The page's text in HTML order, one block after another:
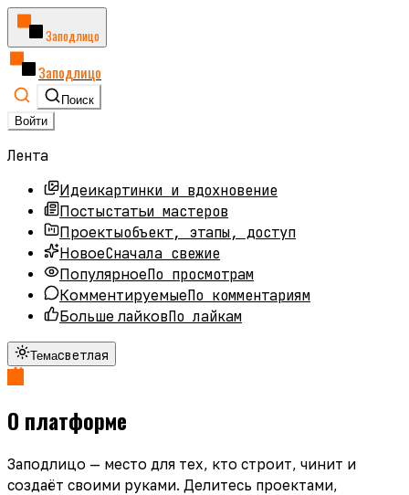
Заподлицо
Заподлицо
Поиск
Войти
Лента
Идеикартинки и вдохновение
Постыстатьи мастеров
Проектыобъект, этапы, доступ
НовоеСначала свежие
ПопулярноеПо просмотрам
КомментируемыеПо комментариям
Больше лайковПо лайкам
Темасветлая
О платформе
Заподлицо — место для тех, кто строит, чинит и
создаёт своими руками. Делитесь проектами,